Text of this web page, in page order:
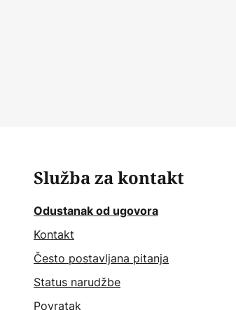
Služba za kontakt
Odustanak od ugovora
Kontakt
Često postavljana pitanja
Status narudžbe
Povratak